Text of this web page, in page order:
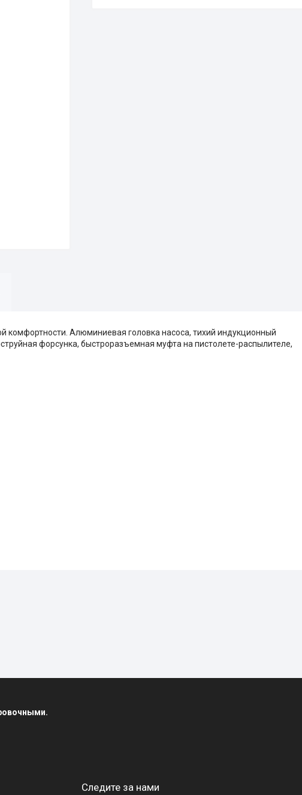
комфортности. Алюминиевая головка насоса, тихий индукционный
форсунка, быстроразъемная муфта на пистолете-распылителе,
Следите за нами